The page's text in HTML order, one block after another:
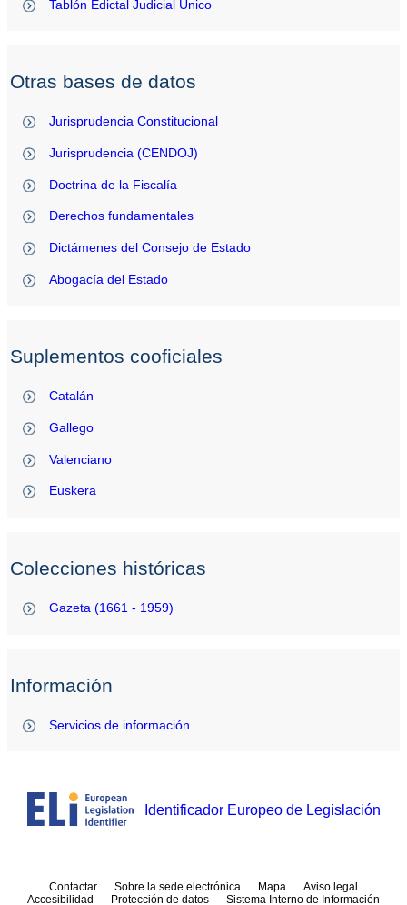
Tablón Edictal Judicial Único
Otras bases de datos
Jurisprudencia Constitucional
Jurisprudencia (CENDOJ)
Doctrina de la Fiscalía
Derechos fundamentales
Dictámenes del Consejo de Estado
Abogacía del Estado
Suplementos cooficiales
Catalán
Gallego
Valenciano
Euskera
Colecciones históricas
Gazeta (1661 - 1959)
Información
Servicios de información
Identificador Europeo de Legislación
Contactar Sobre la sede electrónica Mapa
Aviso legal
Accesibilidad
Protección de datos Sistema Interno de Información